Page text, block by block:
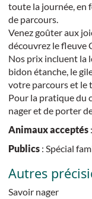
toute la journée, en
de parcours.
Venez goûter aux
découvrez le fleuve
Nos prix incluent la
bidon étanche, le
votre parcours et le
Pour la pratique du
nager et de porter
Animaux acceptés
Publics: Spécial
Autres
Savoir nager